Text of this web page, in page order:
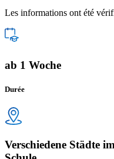
Les informations ont été
ab 1 Woche
Durée
Verschiedene Städte